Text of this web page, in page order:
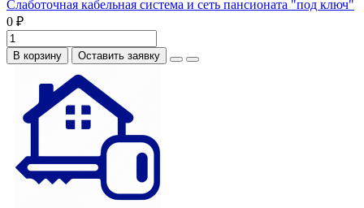
Слаботочная кабельная система и сеть пансионата "под ключ"
0 ₽
В корзину Оставить заявку